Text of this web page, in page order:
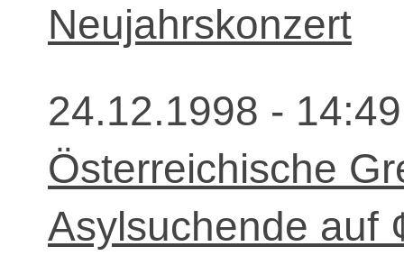
Neujahrskonzert
24.12.1998 -
Österreichische
Asylsuchende auf